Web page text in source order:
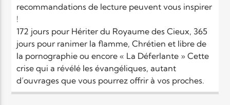
Elyon Rhema
Elyon Hits
recommandations de lecture peuvent vous inspirer
!
172 jours pour Hériter du Royaume des Cieux, 365
jours pour ranimer la flamme, Chrétien et libre de
la pornographie ou encore « La Déferlante » Cette
crise qui a révélé les évangéliques, autant
d’ouvrages que vous pourrez offrir à vos proches.